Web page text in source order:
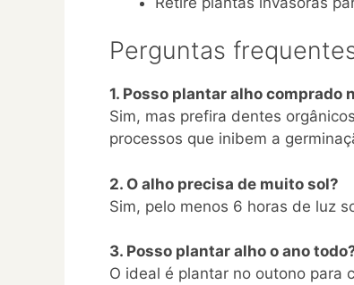
Perguntas
1. Posso plantar alho comprado
Sim, mas prefira dentes
processos que inibem a
2. O alho precisa de muito sol?
Sim, pelo menos 6 horas de luz
3. Posso plantar alho o ano
O ideal é plantar no outono para